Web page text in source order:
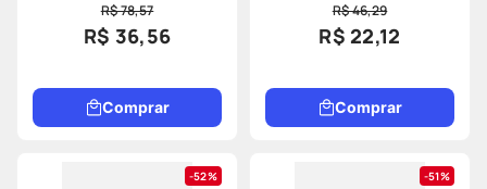
R$ 78,57
R$ 36,56
Comprar
R$ 46,29
R$ 22,12
Comprar
52% 51%